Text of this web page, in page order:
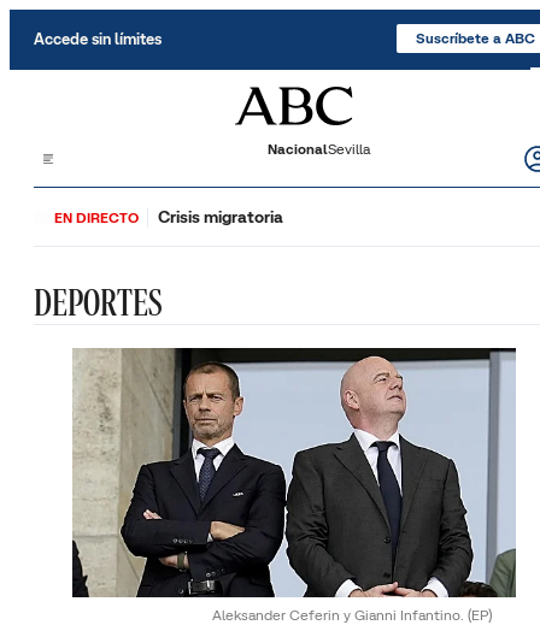
Accede sin límites Suscríbete a ABC
NacionalSevilla
EN DIRECTO Crisis migratoria
DEPORTES
Aleksander Ceferin y Gianni Infantino. (EP)